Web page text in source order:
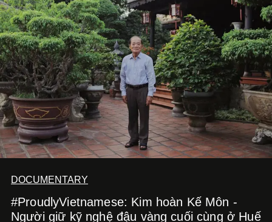
những vùng đất mới. Ở tuổi ngoài 30, điều anh theo đuổi
không phải những đích đến quá lớn, mà là khả năng luôn
tiến về phía trước.
DOCUMENTARY
#ProudlyVietnamese: Kim hoàn Kế Môn -
Người giữ kỹ nghệ đậu vàng cuối cùng ở Huế